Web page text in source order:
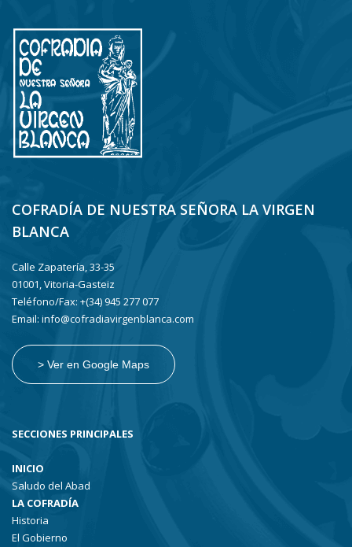
COFRADÍA DE NUESTRA SEÑORA LA VIRGEN
BLANCA
Calle Zapatería, 33-35
01001, Vitoria-Gasteiz
Teléfono/Fax: +(34) 945 277 077
Email: info@cofradiavirgenblanca.com
> Ver en Google Maps
SECCIONES PRINCIPALES
INICIO
Saludo del Abad
LA COFRADÍA
Historia
El Gobierno